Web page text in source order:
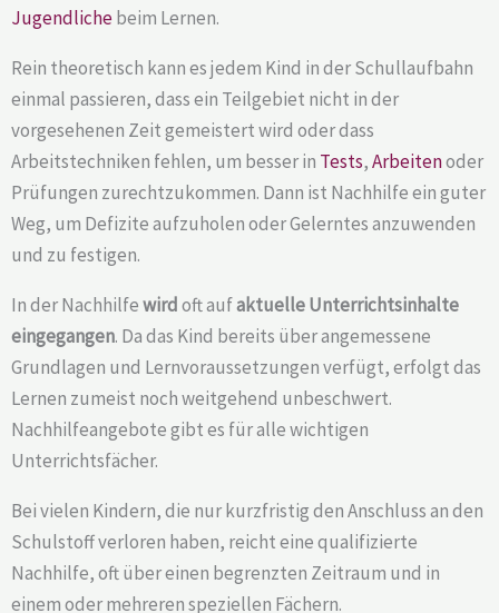
Jugendlichebeim Lernen.
Rein theoretisch kann es jedem Kind in der Schullaufbahn
einmal passieren, dass ein Teilgebiet nicht in der
vorgesehenen Zeit gemeistert wird oder dass
Arbeitstechniken fehlen, um besser in Tests,Arbeitenoder
Prüfungen zurechtzukommen. Dann ist Nachhilfe ein guter
Weg, um Defizite aufzuholen oder Gelerntes anzuwenden
und zu festigen.
In der Nachhilfewirdoft aufaktuelle Unterrichtsinhalte
eingegangen. Da das Kind bereits über angemessene
Grundlagen und Lernvoraussetzungen verfügt, erfolgt das
Lernen zumeist noch weitgehend unbeschwert.
Nachhilfeangebote gibt es für alle wichtigen
Unterrichtsfächer.
Bei vielen Kindern, die nur kurzfristig den Anschluss an den
Schulstoff verloren haben, reicht eine qualifizierte
Nachhilfe, oft über einen begrenzten Zeitraum und in
einem oder mehreren speziellen Fächern.